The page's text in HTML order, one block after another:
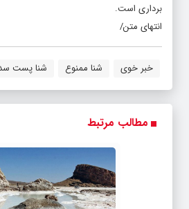
برداری است.
انتهای متن/
خبر خوی شنا ممنوع شنا پست
مطالب مرتبط